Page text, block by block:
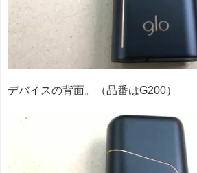
デバイスの背面。（品番はG200）